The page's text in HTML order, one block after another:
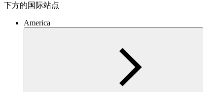
下方的国际站点
America